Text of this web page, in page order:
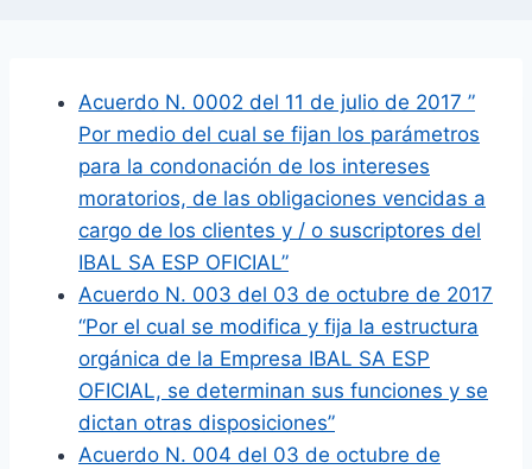
Acuerdo N. 0002 del 11 de julio de 2017 ”
Por medio del cual se fijan los parámetros
para la condonación de los intereses
moratorios, de las obligaciones vencidas a
cargo de los clientes y / o suscriptores del
IBAL SA ESP OFICIAL”
Acuerdo N. 003 del 03 de octubre de 2017
“Por el cual se modifica y fija la estructura
orgánica de la Empresa IBAL SA ESP
OFICIAL, se determinan sus funciones y se
dictan otras disposiciones”
Acuerdo N. 004 del 03 de octubre de